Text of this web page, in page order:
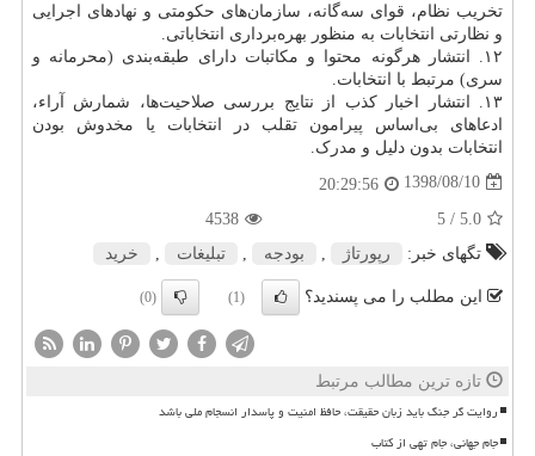
تخریب نظام‌، قوای سه‌گانه‌، سازمان‌های حکومتی و نهادهای اجرایی
و نظارتی انتخابات به منظور بهره‌برداری انتخاباتی.
۱۲. انتشار هرگونه محتوا و مکاتبات دارای طبقه‌بندی (محرمانه و
سری) مرتبط با انتخابات‌.
۱۳. انتشار اخبار کذب از نتایج بررسی صلاحیت‌ها‌، شمارش آراء‌،
ادعاهای بی‌اساس پیرامون تقلب در انتخابات یا مخدوش بودن
انتخابات بدون دلیل و مدرک.
1398/08/10
20:29:56
5.0
/ 5
4538
تگهای خبر:
رپورتاژ بودجه تبلیغات خرید
این مطلب را می پسندید؟ (1)
(0)
تازه ترین مطالب مرتبط
روایت گر جنگ باید زبان حقیقت، حافظ امنیت و پاسدار انسجام ملی باشد
جام جهانی، جام تهی از کتاب